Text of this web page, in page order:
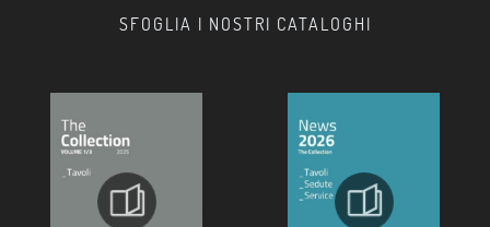
SFOGLIA I NOSTRI CATALOGHI